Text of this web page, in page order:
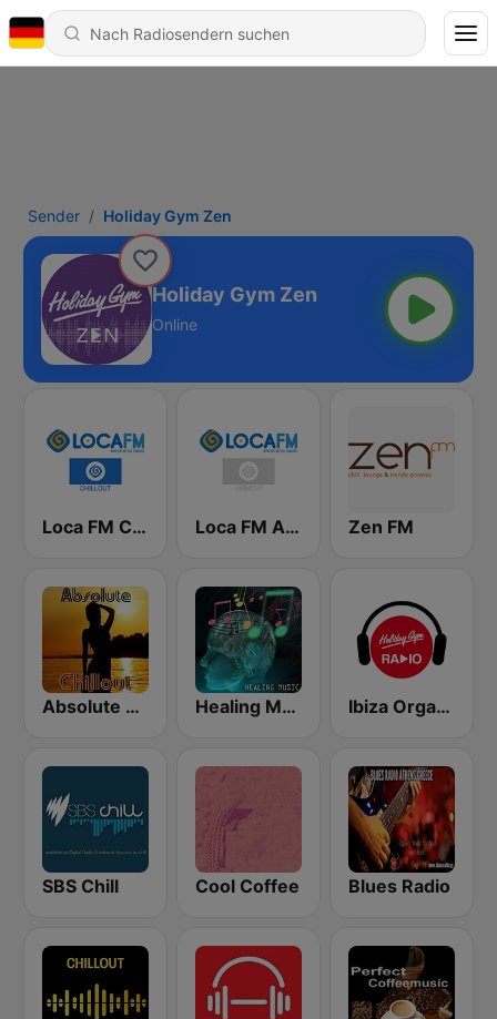
Sender Holiday Gym Zen
Holiday Gym Zen
Online
Loca FM Chill Out Loca FM Ambient Zen FM
Absolute Chillout Healing Music Ibiza Organica Dance
SBS Chill Cool Coffee Blues Radio